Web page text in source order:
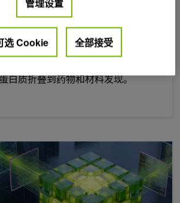
力学的 GPU 主动通信实用指南
模拟是计算科学领域要求最严苛的工
白质折叠到药物和材料发现。
，在 NVIDIA Blackwell 上将推理性能提升
选 Cookie 全部接受